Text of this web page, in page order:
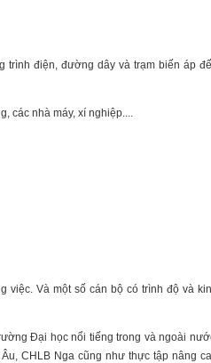
trình điện, đường dây và trạm biến áp
các nhà máy, xí nghiệp....
việc. Và một số cán bộ có trình độ và
Đại học nổi tiếng trong và ngoài
CHLB Nga cũng như thực tập nâng